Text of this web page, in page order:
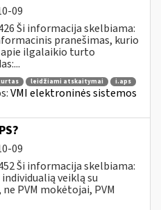
09
Ši informacija skelbiama:
pranešimas, kurio
ilgalaikio turto
leidžiami atskaitymai i.aps
VMI elektroninės sistemos
09
Ši informacija skelbiama:
veiklą su
PVM mokėtojai, PVM